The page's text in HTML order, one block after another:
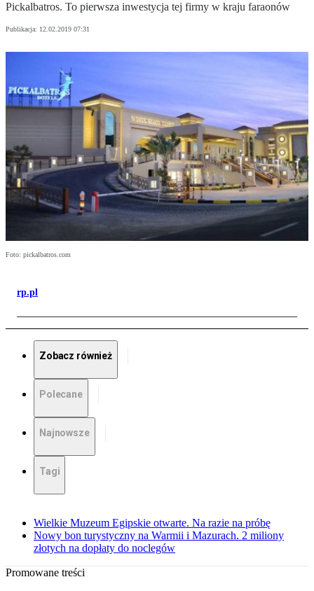
Pickalbatros. To pierwsza inwestycja tej firmy w kraju faraonów
Publikacja: 12.02.2019 07:31
Foto: pickalbatros.com
rp.pl
Zobacz również
Polecane
Najnowsze
Tagi
Wielkie Muzeum Egipskie otwarte. Na razie na próbę
Nowy bon turystyczny na Warmii i Mazurach. 2 miliony
złotych na dopłaty do noclegów
Promowane treści